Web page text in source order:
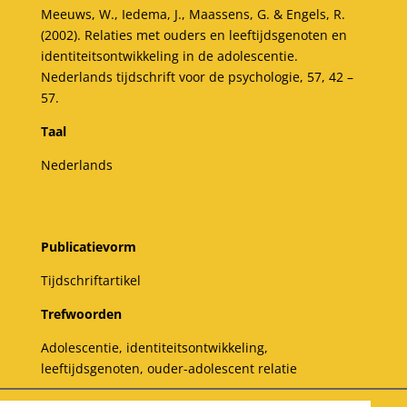
Meeuws, W., Iedema, J., Maassens, G. & Engels, R.
(2002). Relaties met ouders en leeftijdsgenoten en
identiteitsontwikkeling in de adolescentie.
Nederlands tijdschrift voor de psychologie, 57, 42 –
57.
Taal
Nederlands
Publicatievorm
Tijdschriftartikel
Trefwoorden
Adolescentie, identiteitsontwikkeling,
leeftijdsgenoten, ouder-adolescent relatie